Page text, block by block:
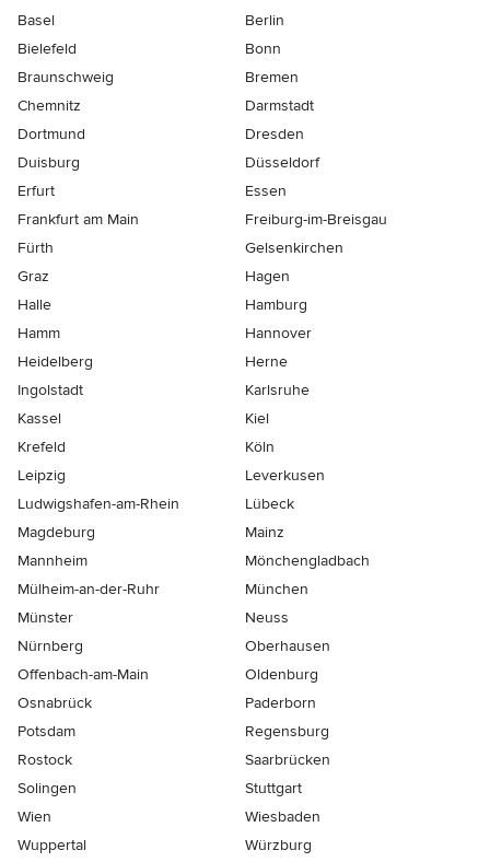
Basel
Berlin
Bielefeld
Bonn
Braunschweig
Bremen
Chemnitz
Darmstadt
Dortmund
Dresden
Duisburg
Düsseldorf
Erfurt
Essen
Frankfurt am Main
Freiburg-im-Breisgau
Fürth
Gelsenkirchen
Graz
Hagen
Halle
Hamburg
Hamm
Hannover
Heidelberg
Herne
Ingolstadt
Karlsruhe
Kassel
Kiel
Krefeld
Köln
Leipzig
Leverkusen
Ludwigshafen-am-Rhein
Lübeck
Magdeburg
Mainz
Mannheim
Mönchen­gladbach
Mülheim-an-der-Ruhr
München
Münster
Neuss
Nürnberg
Oberhausen
Offenbach-am-Main
Oldenburg
Osnabrück
Paderborn
Potsdam
Regensburg
Rostock
Saarbrücken
Solingen
Stuttgart
Wien
Wiesbaden
Wuppertal
Würzburg